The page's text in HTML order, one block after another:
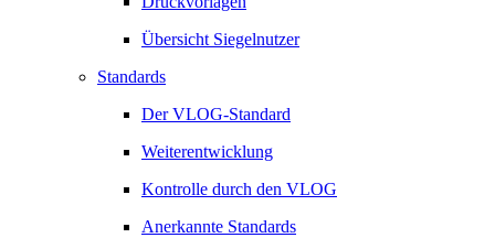
Übersicht Siegelnutzer
Standards
Der VLOG-Standard
Weiterentwicklung
Kontrolle durch den VLOG
Anerkannte Standards